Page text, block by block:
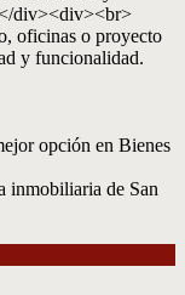
div><div><br>
oficinas o proyecto
y funcionalidad.
opción en Bienes
inmobiliaria de San